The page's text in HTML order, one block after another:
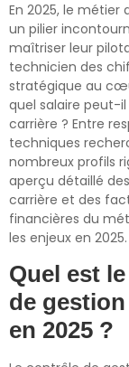
En 2025, le
un pilier
maîtriser leur
technicien des
stratégique au
quel salaire peut-
carrière ? Entre
techniques
nombreux profils
aperçu détaillé
carrière et des
financières du
les enjeux en 2025.
Quel est
de
en 2025 ?